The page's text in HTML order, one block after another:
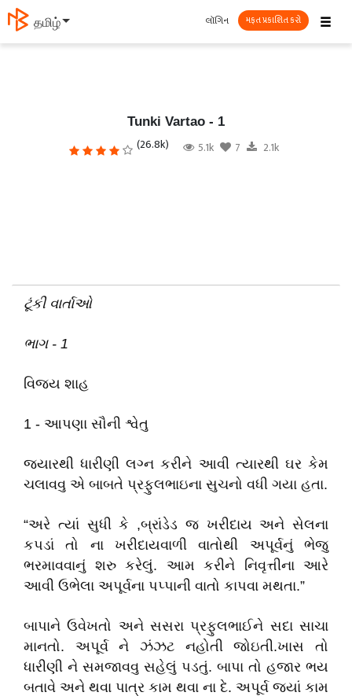
తెలుగు ☰
લૉગિન મફત પ્રકાશિત કરો
Tunki Vartao - 1
(26.8k) 5.1k 7 2.1k
ટૂંકી વાર્તાઓ
ભાગ - 1
વિજય શાહ
1 - આપણા સૌની શ્વેતુ
જયારથી ધારીણી લગ્ન કરીને આવી ત્યારથી ઘર કેમ
ચલાવવુ એ બાબતે પ્રફુલભાઇના સુચનો વધી ગયા હતા.
“અરે ત્યાં સુધી કે ,બ્રાંડેડ જ ખરીદાય અને સેલના
કપડાં તો ના ખરીદાયવાળી વાતોથી અપૂર્વનું ભેજુ
ભરમાવવાનું શરુ કરેલું. આમ કરીને નિવૃત્તીના આરે
આવી ઉભેલા અપૂર્વના પપ્પાની વાતો કાપવા મથતા.”
બાપાને ઉવેખતો અને સસરા પ્રફુલભાઈને સદા સાચા
માનતો. અપૂર્વ ને ઝંઝટ નહોતી જોઇતી.ખાસ તો
ધારીણી ને સમજાવવુ સહેલું પડતું. બાપા તો હજાર ભય
બતાવે અને થવા પાત્ર કામ થવા ના દે. અપૂર્વ જ્યાં કામ